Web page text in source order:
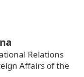
Relations
Affairs of the